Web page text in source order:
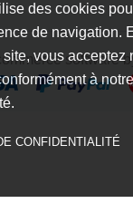
des cookies
de navigation.
vous acceptez
à
CONFIDENTIALITÉ
software